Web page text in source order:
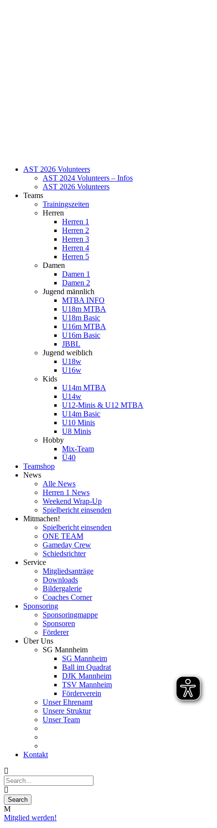
AST 2026 Volunteers
AST 2024 Volunteers – Infos
AST 2026 Volunteers
Teams
Trainingszeiten
Herren
Herren 1
Herren 2
Herren 3
Herren 4
Herren 5
Damen
Damen 1
Damen 2
Jugend männlich
MTBA INFO
U18m MTBA
U18m Basic
U16m MTBA
U16m Basic
JBBL
Jugend weiblich
U18w
U16w
Kids
U14m MTBA
U14w
U12-Minis & U12 MTBA
U14m Basic
U10 Minis
U8 Minis
Hobby
Mix-Team
Ü40
Teamshop
News
Alle News
Herren 1 News
Weekend Wrap-Up
Spielbericht einsenden
Mitmachen!
Spielbericht einsenden
ONE TEAM
Gameday Crew
Schiedsrichter
Service
Mitgliedsanträge
Downloads
Bildergalerie
Coaches Corner
Sponsoring
Sponsoringmappe
Sponsoren
Förderer
Über Uns
SG Mannheim
SG Mannheim
Ball im Quadrat
DJK Mannheim
TSV Mannheim
Förderverein
Unser Ehrenamt
Unsere Struktur
Unser Team
Kontakt
Mitglied werden!